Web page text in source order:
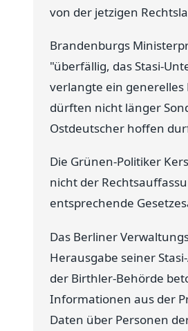
von der jetzigen
Brandenburgs
"überfällig, das Stasi-
verlangte ein generelles
dürften nicht länger
Ostdeutscher hoffen
Die Grünen-Politiker
nicht der
entsprechende
Das Berliner
Herausgabe seiner
der Birthler-Behörde
Informationen aus der
Daten über Personen